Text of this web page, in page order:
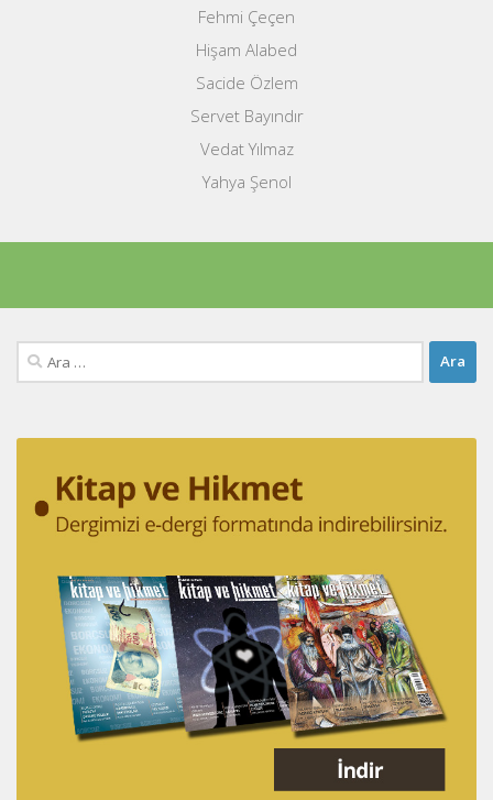
Fehmi Çeçen
Hişam Alabed
Sacide Özlem
Servet Bayındır
Vedat Yılmaz
Yahya Şenol
Arama: